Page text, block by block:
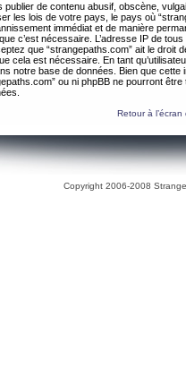
publier de contenu abusif, obscène,
les lois de votre pays, le pays où
immédiat et de manière
c’est nécessaire. L’adresse IP de
que “strangepaths.com” ait le droit
cela est nécessaire. En tant
notre base de données. Bien que
ou ni phpBB ne pourront
Retour à
Copyright 2006-2008